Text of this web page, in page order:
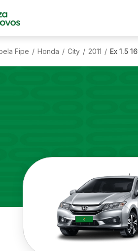
Fipe / Honda / City / 2011 / Ex 1.5